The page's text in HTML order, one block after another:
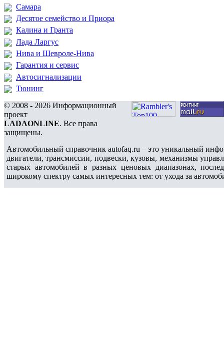
Самара
Десятое семейство и Приора
Калина и Гранта
Лада Ларгус
Нива и Шевроле-Нива
Гарантия и сервис
Автосигнализации
Тюнинг
© 2008 - 2026 Информационный
проект
LADAONLINE. Все права
защищены.
Автомобильный справочник autofaq.ru – это уникальный
двигатели, трансмиссии, подвески, кузовы, механизмы
старых автомобилей в разных ценовых диапазонах,
широкому спектру самых интересных тем: от ухода за